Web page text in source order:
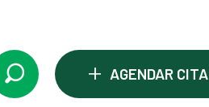
+ AGENDAR CITA